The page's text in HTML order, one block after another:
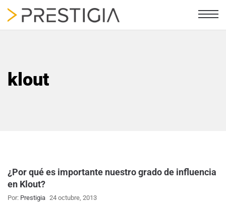
klout
¿Por qué es importante nuestro grado de influencia
en Klout?
Por: Prestigia 24 octubre, 2013